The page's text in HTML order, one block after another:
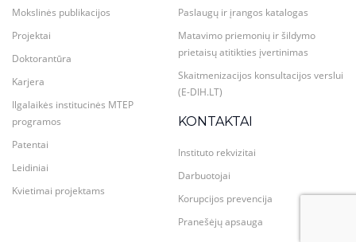
Mokslinės publikacijos
Projektai
Doktorantūra
Karjera
Ilgalaikės institucinės MTEP
programos
Patentai
Leidiniai
Kvietimai projektams
Paslaugų ir įrangos katalogas
Matavimo priemonių ir šildymo
prietaisų atitikties įvertinimas
Skaitmenizacijos konsultacijos verslui
(E-DIH.LT)
KONTAKTAI
Instituto rekvizitai
Darbuotojai
Korupcijos prevencija
Pranešėjų apsauga